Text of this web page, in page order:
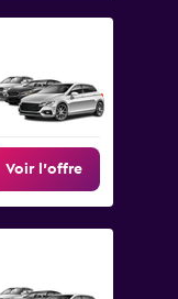
Voir l’offre